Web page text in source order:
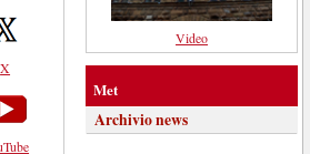
X
Video
Met
Archivio news